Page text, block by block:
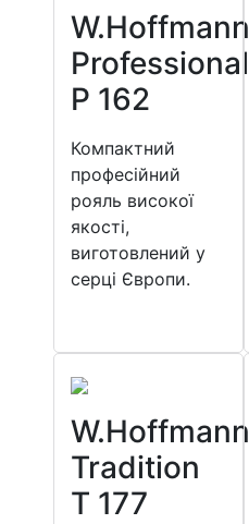
W.Hoffmann
Professional
P 162
Компактний
професійний
рояль високої
якості,
виготовлений у
серці Європи.
W.Hoffmann
Tradition
T 177